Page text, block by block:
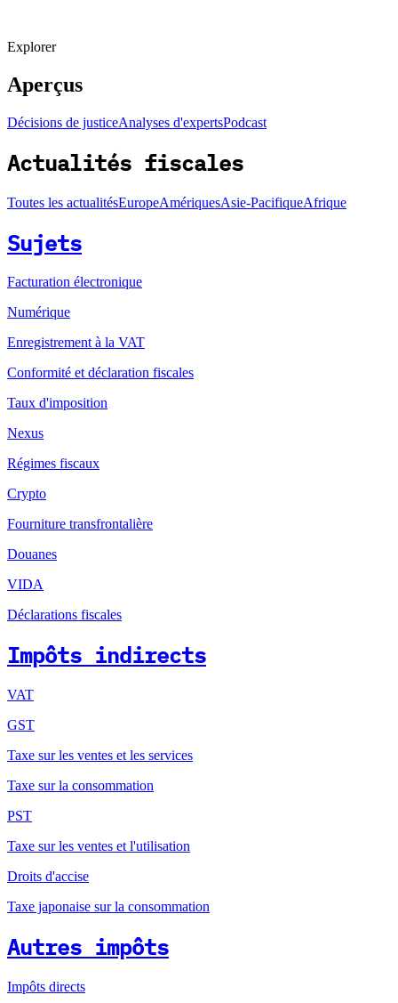
Explorer
Aperçus
Décisions de justiceAnalyses d'expertsPodcast
Actualités fiscales
Toutes les actualitésEuropeAmériquesAsie-PacifiqueAfrique
Sujets
Facturation électronique
Numérique
Enregistrement à la VAT
Conformité et déclaration fiscales
Taux d'imposition
Nexus
Régimes fiscaux
Crypto
Fourniture transfrontalière
Douanes
VIDA
Déclarations fiscales
Impôts indirects
VAT
GST
Taxe sur les ventes et les services
Taxe sur la consommation
PST
Taxe sur les ventes et l'utilisation
Droits d'accise
Taxe japonaise sur la consommation
Autres impôts
Impôts directs